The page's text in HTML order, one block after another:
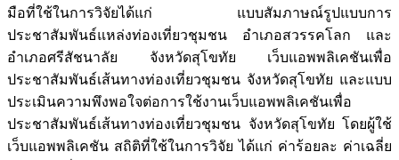
มือที่ใช้ในการวิจัยได้แก่ แบบสัมภาษณ์รูปแบบการ
ประชาสัมพันธ์แหล่งท่องเที่ยวชุมชน อำเภอสวรรคโลก และ
อำเภอศรีสัชนาลัย จังหวัดสุโขทัย เว็บแอพพลิเคชันเพื่อ
ประชาสัมพันธ์เส้นทางท่องเที่ยวชุมชน จังหวัดสุโขทัย และแบบ
ประเมินความพึงพอใจต่อการใช้งานเว็บแอพพลิเคชันเพื่อ
ประชาสัมพันธ์เส้นทางท่องเที่ยวชุมชน จังหวัดสุโขทัย โดยผู้ใช้
เว็บแอพพลิเคชัน สถิติที่ใช้ในการวิจัย ได้แก่ ค่าร้อยละ ค่าเฉลี่ย